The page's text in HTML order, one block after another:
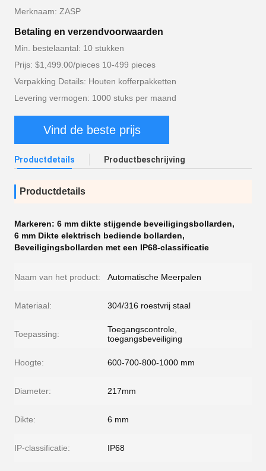
Merknaam: ZASP
Betaling en verzendvoorwaarden
Min. bestelaantal: 10 stukken
Prijs: $1,499.00/pieces 10-499 pieces
Verpakking Details: Houten kofferpakketten
Levering vermogen: 1000 stuks per maand
Vind de beste prijs
Productdetails Productbeschrijving
Productdetails
Markeren: 6 mm dikte stijgende beveiligingsbollarden,
6 mm Dikte elektrisch bediende bollarden,
Beveiligingsbollarden met een IP68-classificatie
Naam van het product: Automatische Meerpalen
Materiaal: 304/316 roestvrij staal
Toepassing:
Toegangscontrole,
toegangsbeveiliging
Hoogte: 600-700-800-1000 mm
Diameter: 217mm
Dikte: 6 mm
IP-classificatie: IP68